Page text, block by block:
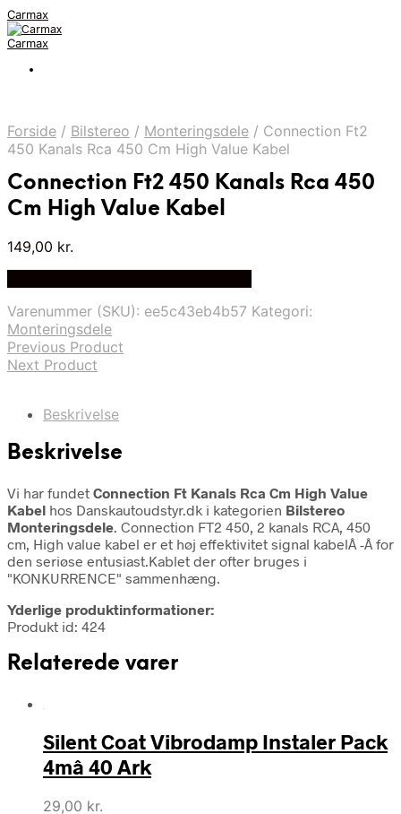
Carmax
Carmax
Forside / Bilstereo / Monteringsdele / Connection Ft2
450 Kanals Rca 450 Cm High Value Kabel
Connection Ft2 450 Kanals Rca 450
Cm High Value Kabel
149,00 kr.
Varenummer (SKU): ee5c43eb4b57 Kategori:
Monteringsdele
Previous Product
Next Product
Beskrivelse
Beskrivelse
Vi har fundet Connection Ft Kanals Rca Cm High Value
Kabel hos Danskautoudstyr.dk i kategorien Bilstereo
Monteringsdele. Connection FT2 450, 2 kanals RCA, 450
cm, High value kabel er et høj effektivitet signal kabelÂ -Â for
den seriøse entusiast.Kablet der ofter bruges i
"KONKURRENCE" sammenhæng.
Yderlige produktinformationer:
Produkt id: 424
Relaterede varer
Silent Coat Vibrodamp Instaler Pack
4mâ 40 Ark
29,00 kr.